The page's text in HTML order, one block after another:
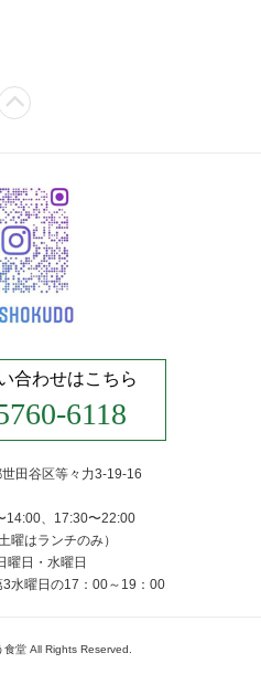
合わせはこちら
6118
田谷区等々力3-19-16
14:00、17:30〜22:00
曜はランチのみ）
曜日・水曜日
水曜日の17：00～19：00
堂 All Rights Reserved.